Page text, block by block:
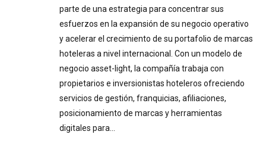
parte de una estrategia para concentrar sus
esfuerzos en la expansión de su negocio operativo
y acelerar el crecimiento de su portafolio de marcas
hoteleras a nivel internacional. Con un modelo de
negocio asset-light, la compañía trabaja con
propietarios e inversionistas hoteleros ofreciendo
servicios de gestión, franquicias, afiliaciones,
posicionamiento de marcas y herramientas
digitales para…